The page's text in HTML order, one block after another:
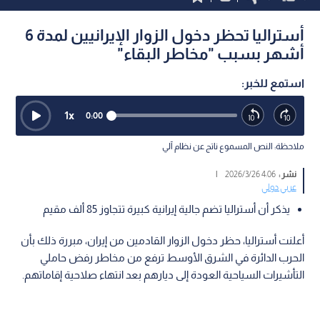
أستراليا تحظر دخول الزوار الإيرانيين لمدة 6
أشهر بسبب "مخاطر البقاء"
استمع للخبر:
0:00
1x
ملاحظة: النص المسموع ناتج عن نظام آلي
نشر :4:06 2026/3/26
|
عربي دولي
يذكر أن أستراليا تضم جالية إيرانية كبيرة تتجاوز 85 ألف مقيم
أعلنت أستراليا، حظر دخول الزوار القادمين من إيران، مبررة ذلك بأن
الحرب الدائرة في الشرق الأوسط ترفع من مخاطر رفض حاملي
التأشيرات السياحية العودة إلى ديارهم بعد انتهاء صلاحية إقاماتهم.